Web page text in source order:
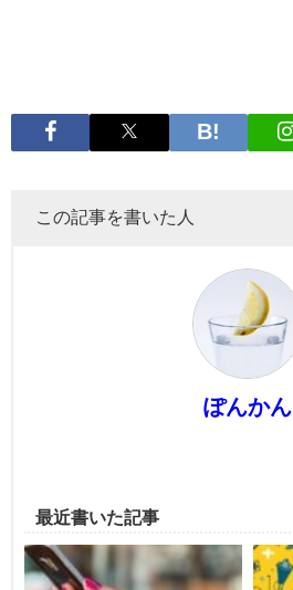
この記事を書いた人
ぽんかん
最近書いた記事